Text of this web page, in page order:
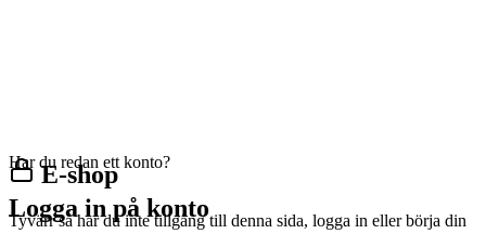
E-shop
Tyvärr så har du inte tillgång till denna sida, logga in eller börja din
Har du redan ett konto?
Logga in på konto